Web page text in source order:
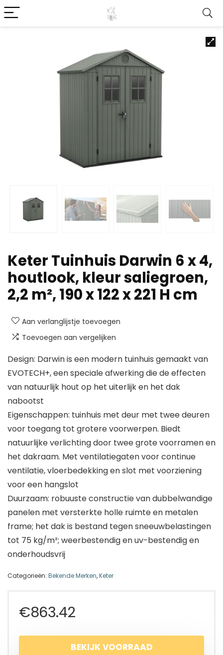
Keter Tuinhuis Darwin 6 x 4,
houtlook, kleur saliegroen,
2,2 m², 190 x 122 x 221 H cm
Aan verlanglijstje toevoegen
Toevoegen aan vergelijken
Design: Darwin is een modern tuinhuis gemaakt van
EVOTECH+, een speciale afwerking die de effecten
van natuurlijk hout op het uiterlijk en het dak
nabootst
Eigenschappen: tuinhuis met deur met twee deuren
voor toegang tot grotere voorwerpen. Biedt
natuurlijke verlichting door twee grote voorramen en
het dakraam. Met ventilatiegaten voor continue
ventilatie, vloerbedekking en slot met voorziening
voor een hangslot
Duurzaam: robuuste constructie van dubbelwandige
panelen met versterkte holle ruimte en metalen
frame; het dak is bestand tegen sneeuwbelastingen
tot 75 kg/m²; weerbestendig en uv-bestendig en
onderhoudsvrij
Categorieën: Bekende Merken,Keter
€863.42
BEKIJK VOORRAAD